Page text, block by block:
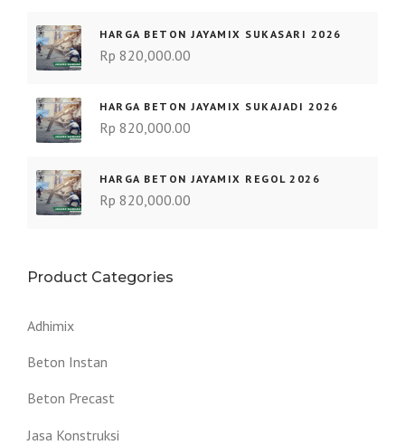
HARGA BETON JAYAMIX SUKASARI 2026
Rp 820,000.00
HARGA BETON JAYAMIX SUKAJADI 2026
Rp 820,000.00
HARGA BETON JAYAMIX REGOL 2026
Rp 820,000.00
Product Categories
Adhimix
Beton Instan
Beton Precast
Jasa Konstruksi